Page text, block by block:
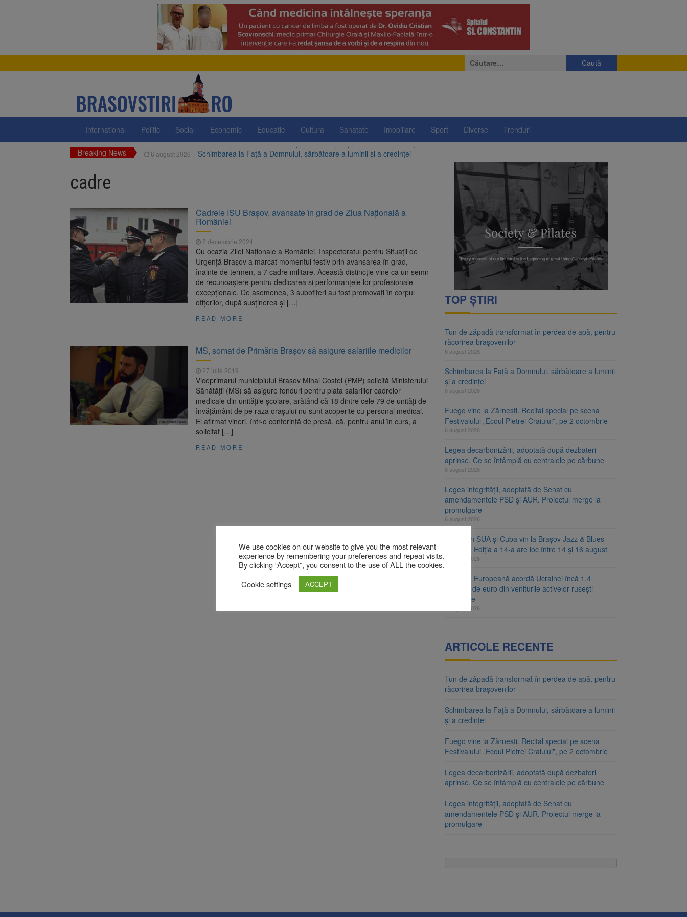
Caută
după:
International Politic Social Economic Educatie Cultura Sanatate Imobiliare Sport Diverse Trenduri
Breaking News 6 august 2026 Schimbarea la Față a Domnului, sărbătoare a luminii și a credinței
Fuego vine la Zărnești. Recital special pe scena Festivalului „Ecoul Pietrei Craiului”, pe 2 octombrie
Legea decarbonizării, adoptată după dezbateri aprinse. Ce se întâmplă cu centralele pe cărbune
Legea integrității, adoptată de Senat cu amendamentele PSD și AUR. Proiectul merge la promulgare
Artiști din SUA și Cuba vin la Brașov Jazz & Blues Festival. Ediția a 14-a are loc între 14 și 16 august
cadre
Cadrele ISU Brașov, avansate în grad de Ziua Națională a
României
2 decembrie 2024
Cu ocazia Zilei Naționale a României, Inspectoratul pentru Situații de
Urgență Brașov a marcat momentul festiv prin avansarea în grad,
înainte de termen, a 7 cadre militare. Această distincție vine ca un semn
de recunoaștere pentru dedicarea și performanțele lor profesionale
excepționale. De asemenea, 3 subofițeri au fost promovați în corpul
ofițerilor, după susținerea și […]
READ MORE
MS, somat de Primăria Brașov să asigure salariile medicilor
27 iulie 2019
Viceprimarul municipiului Braşov Mihai Costel (PMP) solicită Ministerului
Sănătăţii (MS) să asigure fonduri pentru plata salariilor cadrelor
medicale din unităţile şcolare, arătând că 18 dintre cele 79 de unităţi de
învăţământ de pe raza oraşului nu sunt acoperite cu personal medical.
El afirmat vineri, într-o conferinţă de presă, că, pentru anul în curs, a
solicitat […]
READ MORE
TOP ȘTIRI
Tun de zăpadă transformat în perdea de apă, pentru
răcorirea brașovenilor
6 august 2026
Schimbarea la Față a Domnului, sărbătoare a luminii
și a credinței
6 august 2026
Fuego vine la Zărnești. Recital special pe scena
Festivalului „Ecoul Pietrei Craiului”, pe 2 octombrie
6 august 2026
Legea decarbonizării, adoptată după dezbateri
aprinse. Ce se întâmplă cu centralele pe cărbune
6 august 2026
Legea integrității, adoptată de Senat cu
amendamentele PSD și AUR. Proiectul merge la
promulgare
6 august 2026
Artiști din SUA și Cuba vin la Brașov Jazz & Blues
Festival. Ediția a 14-a are loc între 14 și 16 august
6 august 2026
Uniunea Europeană acordă Ucrainei încă 1,4
miliarde de euro din veniturile activelor rusești
înghețate
6 august 2026
ARTICOLE RECENTE
Tun de zăpadă transformat în perdea de apă, pentru
răcorirea brașovenilor
Schimbarea la Față a Domnului, sărbătoare a luminii
și a credinței
Fuego vine la Zărnești. Recital special pe scena
Festivalului „Ecoul Pietrei Craiului”, pe 2 octombrie
Legea decarbonizării, adoptată după dezbateri
aprinse. Ce se întâmplă cu centralele pe cărbune
Legea integrității, adoptată de Senat cu
amendamentele PSD și AUR. Proiectul merge la
promulgare
We use cookies on our website to give you the most relevant
experience by remembering your preferences and repeat visits.
By clicking “Accept”, you consent to the use of ALL the cookies.
Cookie settings
ACCEPT